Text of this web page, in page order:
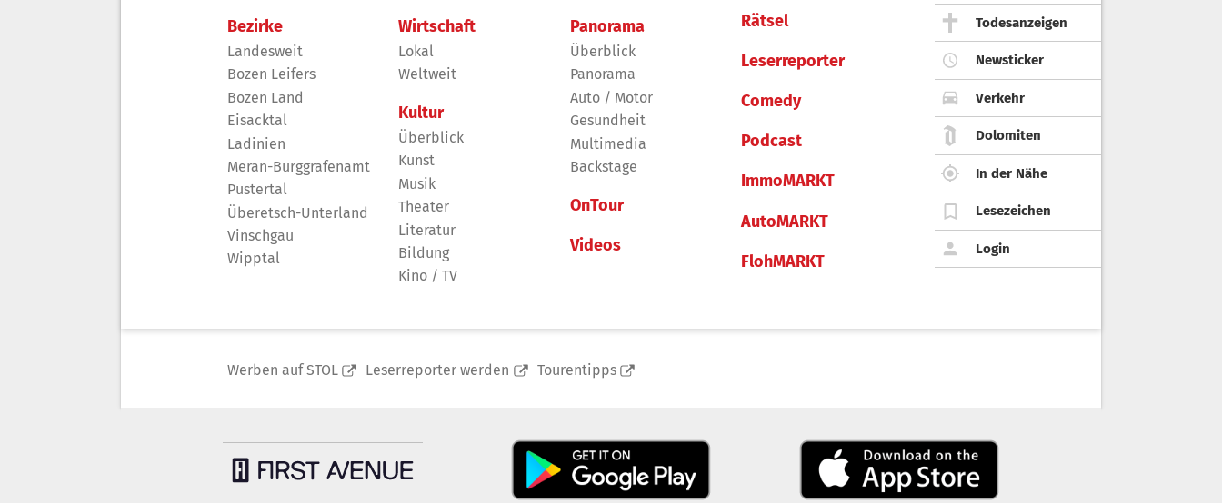
Bezirke
Landesweit
Bozen Leifers
Bozen Land
Eisacktal
Ladinien
Meran-Burggrafenamt
Pustertal
Überetsch-Unterland
Vinschgau
Wipptal
Wirtschaft
Lokal
Weltweit
Kultur
Überblick
Kunst
Musik
Theater
Literatur
Bildung
Kino / TV
Panorama
Überblick
Panorama
Auto / Motor
Gesundheit
Multimedia
Backstage
OnTour
Videos
Rätsel
Leserreporter
Comedy
Podcast
ImmoMARKT
AutoMARKT
FlohMARKT
Todesanzeigen
Newsticker
Verkehr
Dolomiten
In der Nähe
Lesezeichen
Login
Werben auf STOL Leserreporter werden Tourentipps